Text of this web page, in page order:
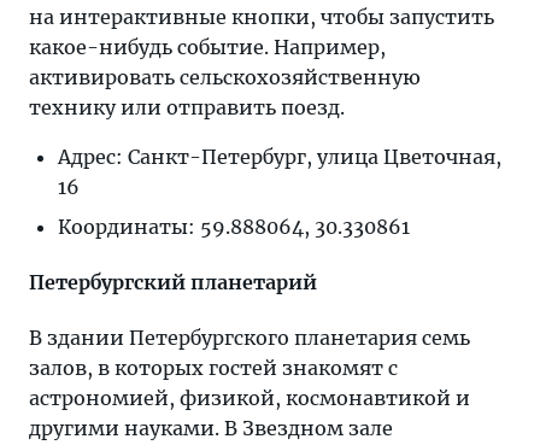
на интерактивные кнопки, чтобы запустить
какое-нибудь событие. Например,
активировать сельскохозяйственную
технику или отправить поезд.
Адрес: Санкт-Петербург, улица Цветочная,
16
Координаты: 59.888064, 30.330861
Петербургский планетарий
В здании Петербургского планетария семь
залов, в которых гостей знакомят с
астрономией, физикой, космонавтикой и
другими науками. В Звездном зале